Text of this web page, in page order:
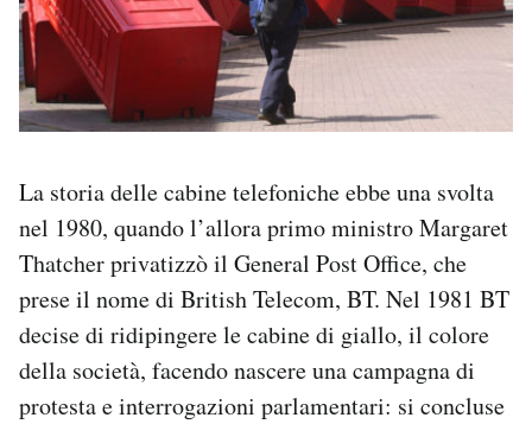
La storia delle cabine telefoniche ebbe una svolta
nel 1980, quando l’allora primo ministro Margaret
Thatcher privatizzò il General Post Office, che
prese il nome di British Telecom, BT. Nel 1981 BT
decise di ridipingere le cabine di giallo, il colore
della società, facendo nascere una campagna di
protesta e interrogazioni parlamentari: si concluse